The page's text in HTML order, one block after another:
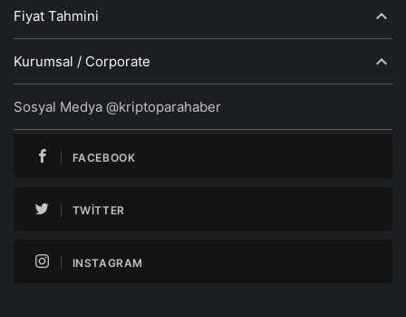
Fiyat Tahmini
Kurumsal / Corporate
Sosyal Medya @kriptoparahaber
FACEBOOK
TWITTER
INSTAGRAM